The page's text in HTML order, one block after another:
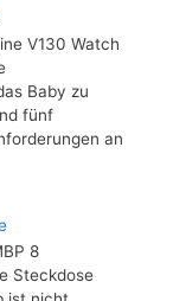
V130 Watch
Baby zu
fünf
an
8
Steckdose